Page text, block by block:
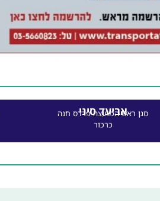
אביעד סיני
סגן ראש המועצה פרדס חנה
כרכור